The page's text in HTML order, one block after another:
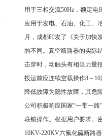
用于三相交流50Hz，额定
应用于发电、石油、化工、
月，成都印发了《关于加快
的不同。真空断路器的实际
击穿时，动触头有相当力量
投运前应连续空载操作8～
降低故障为隐性故障，其危
公司积极响应国家“一带一
联锁操作。根据用户要求。
10KV-220KV六氟化硫断路